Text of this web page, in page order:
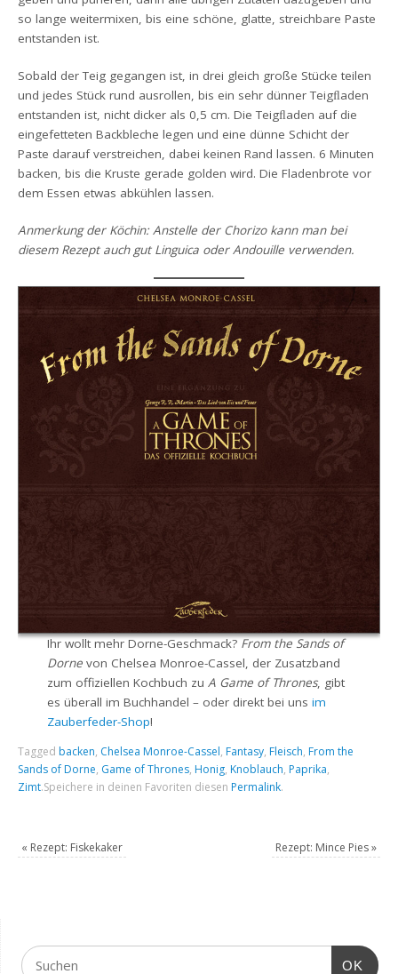
so lange weitermixen, bis eine schöne, glatte, streichbare Paste
entstanden ist.
Sobald der Teig gegangen ist, in drei gleich große Stücke teilen
und jedes Stück rund ausrollen, bis ein sehr dünner Teigﬂaden
entstanden ist, nicht dicker als 0,5 cm. Die Teigﬂaden auf die
eingefetteten Backbleche legen und eine dünne Schicht der
Paste darauf verstreichen, dabei keinen Rand lassen. 6 Minuten
backen, bis die Kruste gerade golden wird. Die Fladenbrote vor
dem Essen etwas abkühlen lassen.
Anmerkung der Köchin: Anstelle der Chorizo kann man bei
diesem Rezept auch gut Linguica oder Andouille verwenden.
Ihr wollt mehr Dorne-Geschmack?From the Sands of
Dornevon Chelsea Monroe-Cassel, der Zusatzband
zum offiziellen Kochbuch zu A Game of Thrones, gibt
es überall im Buchhandel – oder direkt bei uns im
Zauberfeder-Shop!
Tagged backen, Chelsea Monroe-Cassel, Fantasy, Fleisch, From the
Sands of Dorne, Game of Thrones, Honig, Knoblauch, Paprika,
Zimt.Speichere in deinen Favoriten diesen Permalink.
« Rezept: Fiskekaker Rezept: Mince Pies»
OK